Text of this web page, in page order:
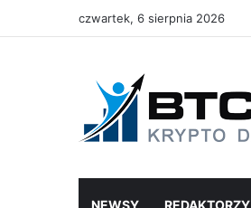
czwartek, 6 sierpnia 2026
NEWSY REDAKTORZY